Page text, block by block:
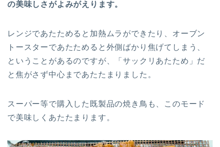
の美味しさがよみがえります。
レンジであたためると加熱ムラができたり、オーブン
トースターであたためると外側ばかり焦げてしまう、
ということがあるのですが、「サックリあたため」だ
と焦がさず中心まであたたまりました。
スーパー等で購入した既製品の焼き鳥も、このモード
で美味しくあたたまります。